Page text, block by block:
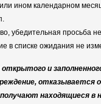
ином календарном
убедительная просьба
в списке ожидания не
и
находящиеся в